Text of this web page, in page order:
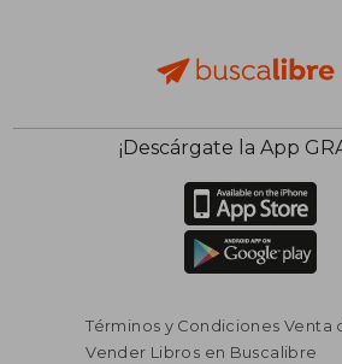
¡Descárgate la App
Términos y Condiciones Venta
Vender Libros en Buscalibre